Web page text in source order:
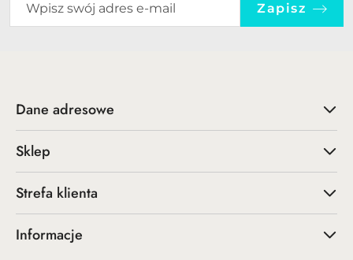
Zapisz
Dane adresowe
Sklep
Strefa klienta
Informacje